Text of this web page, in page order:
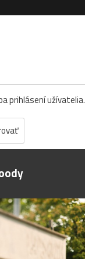
prihlásení užívatelia.